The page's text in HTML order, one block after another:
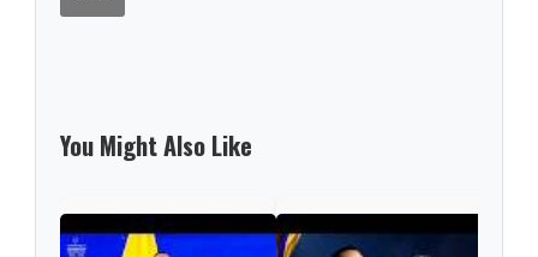
You Might Also Like